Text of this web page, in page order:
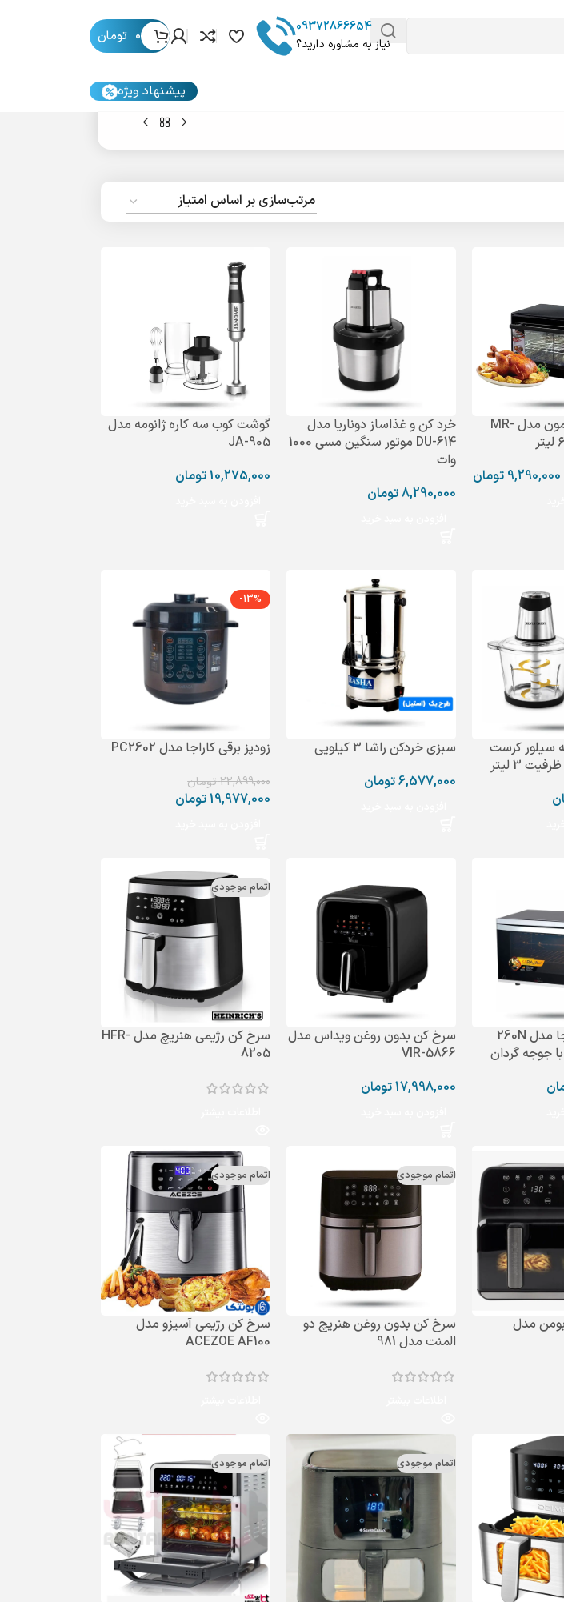
09372866654
نیاز به مشاوره دارید؟
0 تومان
پیشنهاد ویژه
آون توستر ریسمون مدل MR-
9,290,000 تومان
خرد کن و غذاساز دوناریا مدل
DU-614 موتور سنگین مسی 1000
وات
8,290,000تومان
گوشت کوب سه کاره ژانومه مدل
JA-905
10,275,000تومان
سیلور کرست
سبزی خردکن راشا 3 کیلویی
6,577,000تومان
-13%
زودپز برقی کاراجا مدل PC2602
22,899,000تومان
19,977,000تومان
آون توستر کاراجا مدل 260N
سرخ کن بدون روغن ویداس مدل
VIR-5866
17,998,000تومان
اتمام موجودی
سرخ کن رژیمی هنریچ مدل HFR-
8205
مدل
اتمام موجودی
سرخ‌ کن بدون روغن هنریچ دو
المنت مدل 981
اتمام موجودی
سرخ کن رژیمی آسیزو مدل
ACEZOE AF100
اتمام موجودی اتمام موجودی